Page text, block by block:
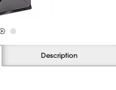
Description